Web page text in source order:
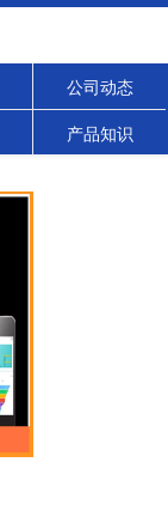
公司动态
产品知识